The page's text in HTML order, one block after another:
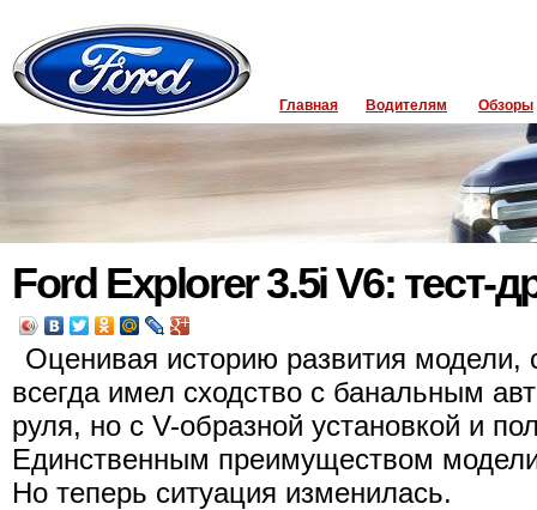
Главная Водителям Обзоры
Ford Explorer 3.5i V6: тест-
Оценивая историю развития модели,
всегда имел сходство с банальным
руля, но с V-образной установкой и
Единственным преимуществом
Но теперь ситуация изменилась.